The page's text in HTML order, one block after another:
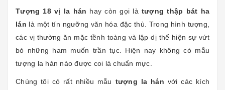
Tượng 18 vị la hán hay còn gọi là tượng thập bát ha
lán là một tín ngưỡng văn hóa đặc thù. Trong hình tượng,
các vị thường ăn mặc tềnh toàng và lập dị thể hiện sự vứt
bỏ những ham muốn trần tục. Hiện nay không có mẫu
tượng la hán nào được coi là chuẩn mực.
Chúng tôi có rất nhiều mẫu tượng la hán với các kích